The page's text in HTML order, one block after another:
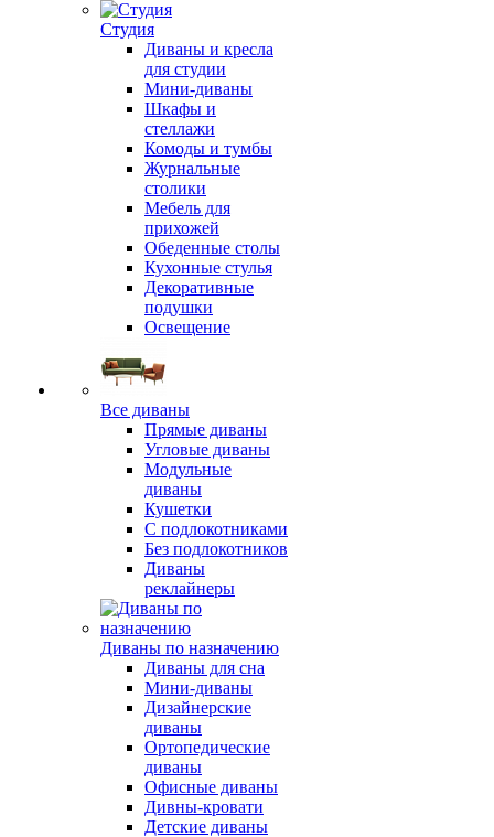
Студия
Диваны и кресла
для студии
Мини-диваны
Шкафы и
стеллажи
Комоды и тумбы
Журнальные
столики
Мебель для
прихожей
Обеденные столы
Кухонные стулья
Декоративные
подушки
Освещение
Все диваны
Прямые диваны
Угловые диваны
Модульные
диваны
Кушетки
С подлокотниками
Без подлокотников
Диваны
реклайнеры
Диваны по назначению
Диваны для сна
Мини-диваны
Дизайнерские
диваны
Ортопедические
диваны
Офисные диваны
Дивны-кровати
Детские диваны